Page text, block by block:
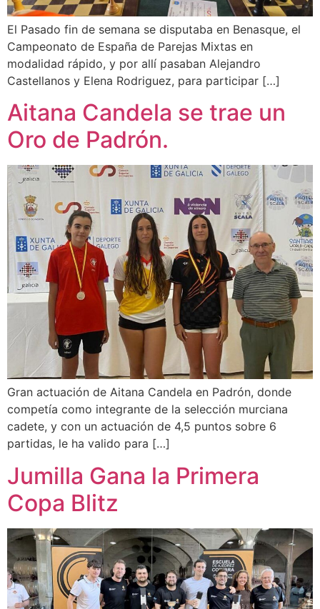
El Pasado fin de semana se disputaba en Benasque, el
Campeonato de España de Parejas Mixtas en
modalidad rápido, y por allí pasaban Alejandro
Castellanos y Elena Rodriguez, para participar […]
Aitana Candela se trae un
Oro de Padrón.
Gran actuación de Aitana Candela en Padrón, donde
competía como integrante de la selección murciana
cadete, y con un actuación de 4,5 puntos sobre 6
partidas, le ha valido para […]
Jumilla Gana la Primera
Copa Blitz